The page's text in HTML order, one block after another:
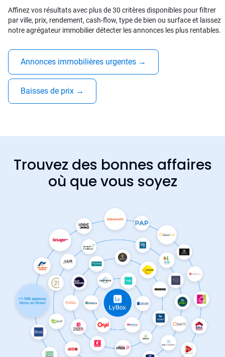
Affinez vos résultats avec plus de 30 critères disponibles pour filtrer
par ville, prix, rendement, cash-flow, type de bien ou surface et laissez
notre agrégateur immobilier détecter les annonces les plus rentables.
Annonces immobilières urgentes →
Baisses de prix →
Trouvez des bonnes affaires
où que vous soyez